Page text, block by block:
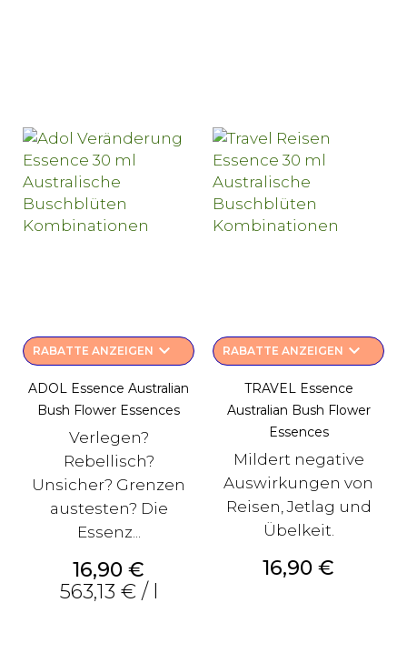
RABATTE ANZEIGEN keyboard_arrow_down
ADOL Essence Australian
Bush Flower Essences
Verlegen?
Rebellisch?
Unsicher? Grenzen
austesten? Die
Essenz...
Preis
16,90 €
563,13 € / l
RABATTE ANZEIGEN keyboard_arrow_down
TRAVEL Essence
Australian Bush Flower
Essences
Mildert negative
Auswirkungen von
Reisen, Jetlag und
Übelkeit.
Preis
16,90 €